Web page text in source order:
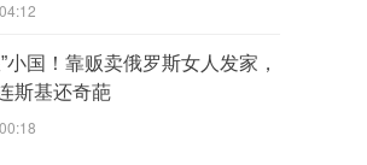
小国！靠贩卖俄罗斯女人发家，
斯基还奇葩